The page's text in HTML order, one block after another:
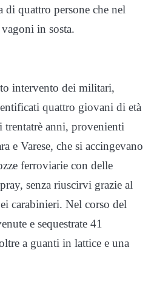
di quattro persone che nel
in sosta.
intervento dei militari,
quattro giovani di età
trentatrè anni, provenienti
e Varese, che si accingevano
ferroviarie con delle
senza riuscirvi grazie al
carabinieri. Nel corso del
e sequestrate 41
a guanti in lattice e una